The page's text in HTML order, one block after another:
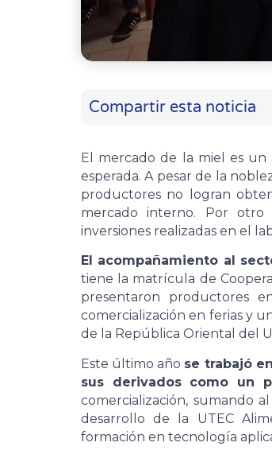
Compartir esta noticia
El mercado de la miel es un
esperada. A pesar de la
productores no logran
mercado interno. Por
inversiones realizadas en el
El acompañamiento al
tiene la matrícula de
presentaron productores
comercialización en ferias y
de la República Oriental del
Este último año se trabajó
sus derivados como un
comercialización, sumando
desarrollo de la UTEC
formación en tecnología